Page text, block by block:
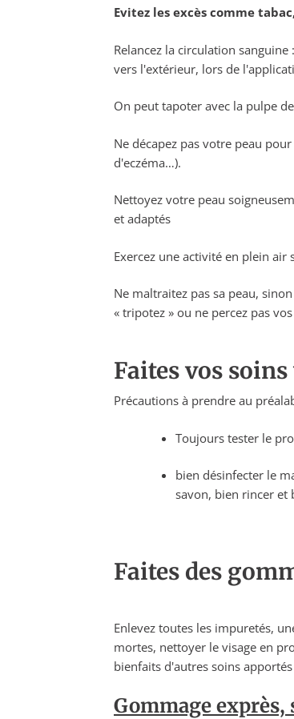
Evitez les excès comme
Relancez la circulation
vers l'extérieur, lors de
On peut tapoter avec la pulpe
Ne décapez pas votre peau
d'eczéma…).
Nettoyez votre peau
et adaptés
Exercez une activité en plein
Ne maltraitez pas sa peau,
« tripotez » ou ne percez pas
Faites vos
Précautions à prendre au
Toujours tester le
bien désinfecter le
savon, bien rincer et
Faites des
Enlevez toutes les impuretés,
mortes, nettoyer le visage en
bienfaits d'autres soins
Gommage